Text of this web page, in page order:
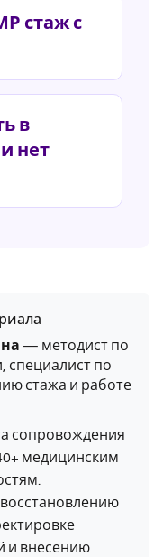
стаж с
в
нет
— методист по
специалист по
стажа и работе
сопровождения
медицинским
и внесению